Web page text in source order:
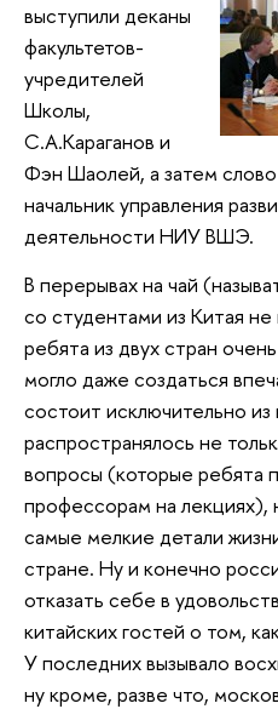
выступили деканы
факультетов-
учредителей
Школы,
С.А.Караганов и
Фэн Шаолей, а затем
начальник управления
деятельности НИУ ВШЭ.
В перерывах на чай
со студентами из Китая не
ребята из двух стран
могло даже создаться
состоит исключительно
распространялось не
вопросы (которые ребята
профессорам на
самые мелкие детали
стране. Ну и конечно
отказать себе в
китайских гостей о том,
У последних вызывало
ну кроме, разве что,